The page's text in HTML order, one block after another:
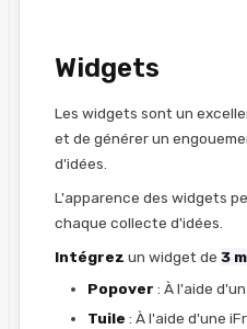
Widgets
Les widgets sont un
et de générer un
d'idées.
L'apparence des widgets
chaque collecte d'idées.
Intégrez un widget de 3
Popover : À l'aide
Tuile : À l'aide d'une